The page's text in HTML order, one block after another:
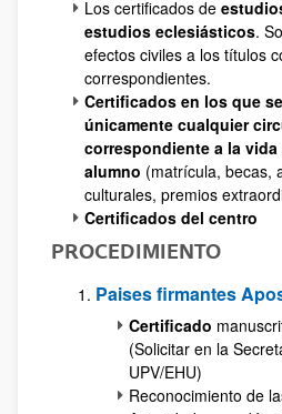
Los certificados de
estudios eclesiásticos.
efectos civiles a los títulos
correspondientes.
Certificados en los que
únicamente cualquier
correspondiente a la vida
alumno (matrícula, becas,
culturales, premios
Certificados del centro
PROCEDIMIENTO
Paises firmantes
Certificado
(Solicitar en la
UPV/EHU)
Reconocimiento de